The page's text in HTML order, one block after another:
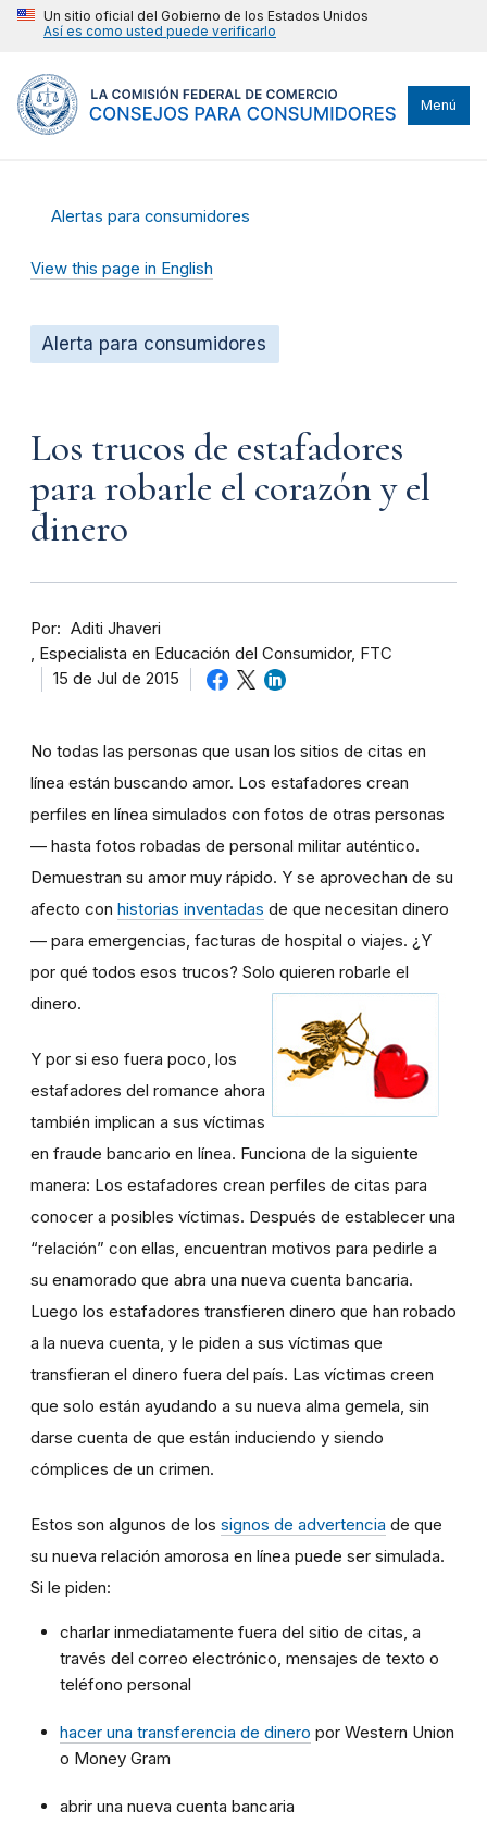
Un sitio oficial del Gobierno de los Estados Unidos
Así es como usted puede verificarlo
Menú
Alertas para consumidores
View this page in English
Alerta para consumidores
Los trucos de estafadores
para robarle el corazón y el
dinero
Por
Aditi Jhaveri
Especialista en Educación del Consumidor, FTC
15 de Jul de 2015
No todas las personas que usan los sitios de citas en
línea están buscando amor. Los estafadores crean
perfiles en línea simulados con fotos de otras personas
— hasta fotos robadas de personal militar auténtico.
Demuestran su amor muy rápido. Y se aprovechan de su
afecto con historias inventadas de que necesitan dinero
— para emergencias, facturas de hospital o viajes. ¿Y
por qué todos esos trucos? Solo quieren robarle el
dinero.
Y por si eso fuera poco, los
estafadores del romance ahora
también implican a sus víctimas
en fraude bancario en línea. Funciona de la siguiente
manera: Los estafadores crean perfiles de citas para
conocer a posibles víctimas. Después de establecer una
“relación” con ellas, encuentran motivos para pedirle a
su enamorado que abra una nueva cuenta bancaria.
Luego los estafadores transfieren dinero que han robado
a la nueva cuenta, y le piden a sus víctimas que
transfieran el dinero fuera del país. Las víctimas creen
que solo están ayudando a su nueva alma gemela, sin
darse cuenta de que están induciendo y siendo
cómplices de un crimen.
Estos son algunos de los signos de advertencia de que
su nueva relación amorosa en línea puede ser simulada.
Si le piden:
charlar inmediatamente fuera del sitio de citas, a
través del correo electrónico, mensajes de texto o
teléfono personal
hacer una transferencia de dinero por Western Union
o Money Gram
abrir una nueva cuenta bancaria